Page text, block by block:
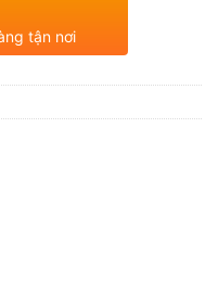
tận nơi